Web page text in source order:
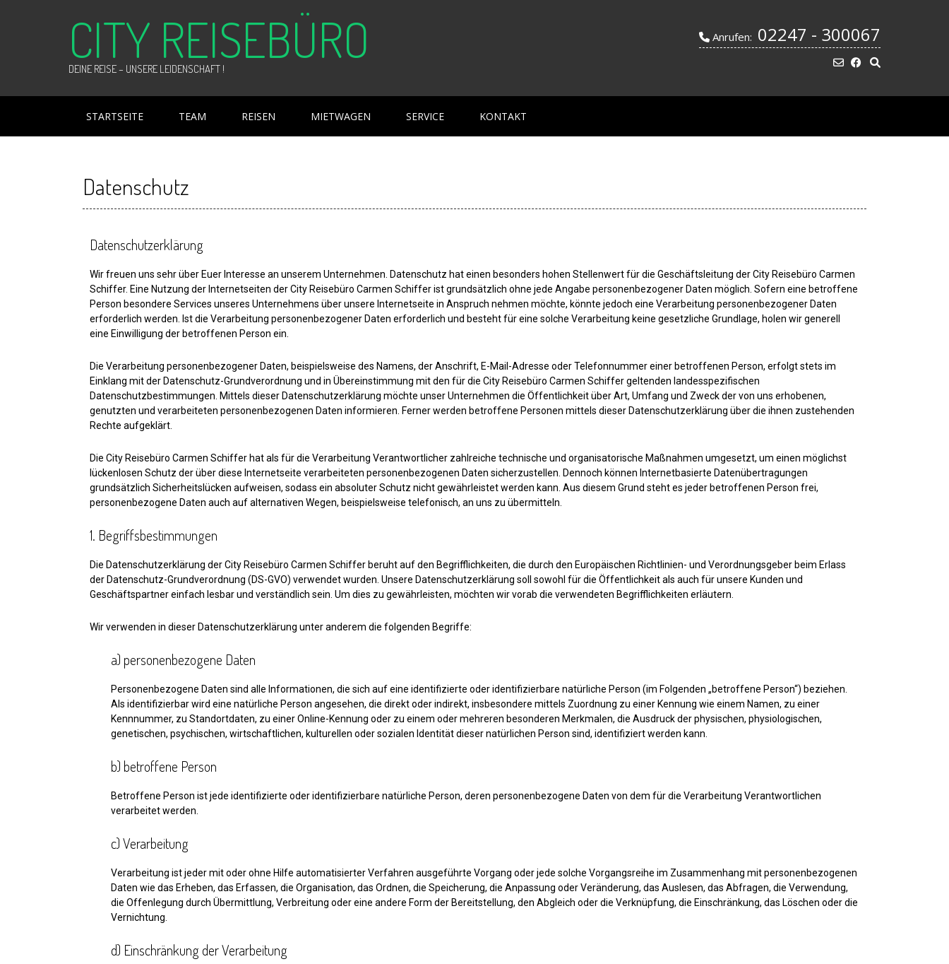
CITY REISEBÜRO
DEINE REISE – UNSERE LEIDENSCHAFT !
Anrufen: 02247 - 300067
STARTSEITE TEAM REISEN MIETWAGEN SERVICE KONTAKT
Datenschutz
Datenschutzerklärung
Wir freuen uns sehr über Euer Interesse an unserem Unternehmen. Datenschutz hat einen besonders hohen Stellenwert für die Geschäftsleitung der City Reisebüro Carmen
Schiffer. Eine Nutzung der Internetseiten der City Reisebüro Carmen Schiffer ist grundsätzlich ohne jede Angabe personenbezogener Daten möglich. Sofern eine betroffene
Person besondere Services unseres Unternehmens über unsere Internetseite in Anspruch nehmen möchte, könnte jedoch eine Verarbeitung personenbezogener Daten
erforderlich werden. Ist die Verarbeitung personenbezogener Daten erforderlich und besteht für eine solche Verarbeitung keine gesetzliche Grundlage, holen wir generell
eine Einwilligung der betroffenen Person ein.
Die Verarbeitung personenbezogener Daten, beispielsweise des Namens, der Anschrift, E-Mail-Adresse oder Telefonnummer einer betroffenen Person, erfolgt stets im
Einklang mit der Datenschutz-Grundverordnung und in Übereinstimmung mit den für die City Reisebüro Carmen Schiffer geltenden landesspezifischen
Datenschutzbestimmungen. Mittels dieser Datenschutzerklärung möchte unser Unternehmen die Öffentlichkeit über Art, Umfang und Zweck der von uns erhobenen,
genutzten und verarbeiteten personenbezogenen Daten informieren. Ferner werden betroffene Personen mittels dieser Datenschutzerklärung über die ihnen zustehenden
Rechte aufgeklärt.
Die City Reisebüro Carmen Schiffer hat als für die Verarbeitung Verantwortlicher zahlreiche technische und organisatorische Maßnahmen umgesetzt, um einen möglichst
lückenlosen Schutz der über diese Internetseite verarbeiteten personenbezogenen Daten sicherzustellen. Dennoch können Internetbasierte Datenübertragungen
grundsätzlich Sicherheitslücken aufweisen, sodass ein absoluter Schutz nicht gewährleistet werden kann. Aus diesem Grund steht es jeder betroffenen Person frei,
personenbezogene Daten auch auf alternativen Wegen, beispielsweise telefonisch, an uns zu übermitteln.
1. Begriffsbestimmungen
Die Datenschutzerklärung der City Reisebüro Carmen Schiffer beruht auf den Begrifflichkeiten, die durch den Europäischen Richtlinien- und Verordnungsgeber beim Erlass
der Datenschutz-Grundverordnung (DS-GVO) verwendet wurden. Unsere Datenschutzerklärung soll sowohl für die Öffentlichkeit als auch für unsere Kunden und
Geschäftspartner einfach lesbar und verständlich sein. Um dies zu gewährleisten, möchten wir vorab die verwendeten Begrifflichkeiten erläutern.
Wir verwenden in dieser Datenschutzerklärung unter anderem die folgenden Begriffe:
a) personenbezogene Daten
Personenbezogene Daten sind alle Informationen, die sich auf eine identifizierte oder identifizierbare natürliche Person (im Folgenden „betroffene Person“) beziehen.
Als identifizierbar wird eine natürliche Person angesehen, die direkt oder indirekt, insbesondere mittels Zuordnung zu einer Kennung wie einem Namen, zu einer
Kennnummer, zu Standortdaten, zu einer Online-Kennung oder zu einem oder mehreren besonderen Merkmalen, die Ausdruck der physischen, physiologischen,
genetischen, psychischen, wirtschaftlichen, kulturellen oder sozialen Identität dieser natürlichen Person sind, identifiziert werden kann.
b) betroffene Person
Betroffene Person ist jede identifizierte oder identifizierbare natürliche Person, deren personenbezogene Daten von dem für die Verarbeitung Verantwortlichen
verarbeitet werden.
c) Verarbeitung
Verarbeitung ist jeder mit oder ohne Hilfe automatisierter Verfahren ausgeführte Vorgang oder jede solche Vorgangsreihe im Zusammenhang mit personenbezogenen
Daten wie das Erheben, das Erfassen, die Organisation, das Ordnen, die Speicherung, die Anpassung oder Veränderung, das Auslesen, das Abfragen, die Verwendung,
die Offenlegung durch Übermittlung, Verbreitung oder eine andere Form der Bereitstellung, den Abgleich oder die Verknüpfung, die Einschränkung, das Löschen oder die
Vernichtung.
d) Einschränkung der Verarbeitung